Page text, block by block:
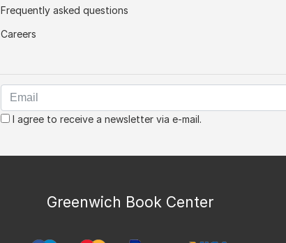
Frequently asked questions
Careers
I agree to receive a newsletter via e-mail.
Greenwich Book Center